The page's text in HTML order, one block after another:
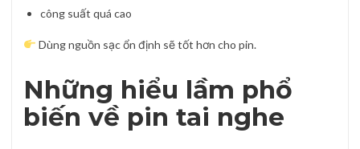
công suất quá cao
Dùng nguồn sạc ổn định sẽ tốt hơn cho pin.
Những hiểu lầm phổ
biến về pin tai nghe